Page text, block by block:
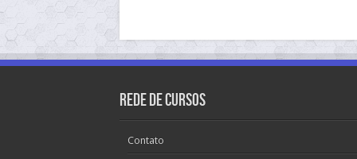
Rede de Cursos
Contato